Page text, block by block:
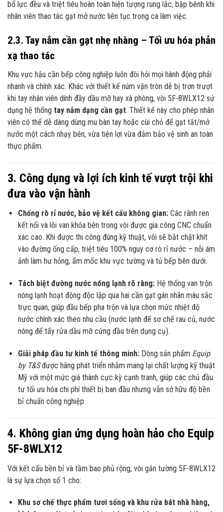
bổ lực đều và triệt tiêu hoàn toàn hiện tượng rung lắc, bập bênh khi
nhân viên thao tác gạt mở nước liên tục trong ca làm việc.
2.3. Tay nắm cần gạt nhẹ nhàng – Tối ưu hóa phản
xạ thao tác
Khu vực hậu cần bếp công nghiệp luôn đòi hỏi mọi hành động phải
nhanh và chính xác. Khác với thiết kế núm vặn tròn dễ bị trơn trượt
khi tay nhân viên dính đầy dầu mỡ hay xà phòng, vòi 5F-8WLX12 sử
dụng hệ thống tay nắm dạng cần gạt. Thiết kế này cho phép nhân
viên có thể dễ dàng dùng mu bàn tay hoặc cùi chỏ để gạt tắt/mở
nước một cách nhạy bén, vừa tiện lợi vừa đảm bảo vệ sinh an toàn
thực phẩm.
3. Công dụng và lợi ích kinh tế vượt trội khi
đưa vào vận hành
Chống rò rỉ nước, bảo vệ kết cấu không gian:Các rãnh ren
kết nối và lõi van khóa bên trong vòi được gia công CNC chuẩn
xác cao. Khi được thi công đúng kỹ thuật, vòi sẽ bắt chặt khít
vào đường ống cấp, triệt tiêu 100% nguy cơ rò rỉ nước – nỗi ám
ảnh làm hư hỏng, ẩm mốc khu vực tường và tủ bếp bên dưới.
Tách biệt đường nước nóng lạnh rõ ràng:Hệ thống van trộn
nóng lạnh hoạt động độc lập qua hai cần gạt gán nhãn màu sắc
trực quan, giúp đầu bếp pha trộn và lựa chọn mức nhiệt độ
nước chính xác theo nhu cầu (nước lạnh để sơ chế rau củ, nước
nóng để tẩy rửa dầu mỡ cứng đầu trên dụng cụ).
Giải pháp đầu tư kinh tế thông minh:Dòng sản phẩm Equip
by T&Sđược hãng phát triển nhằm mang lại chất lượng kỹ thuật
Mỹ với một mức giá thành cực kỳ cạnh tranh, giúp các chủ đầu
tư tối ưu hóa chi phí thiết bị ban đầu nhưng vẫn sở hữu độ bền
bỉ chuẩn công nghiệp.
4. Không gian ứng dụng hoàn hảo cho Equip
5F-8WLX12
Với kết cấu bền bỉ và tầm bao phủ rộng, vòi gắn tường 5F-8WLX12
là sự lựa chọn số 1 cho:
Khu sơ chế thực phẩm tươi sống và khu rửa bát nhà hàng,